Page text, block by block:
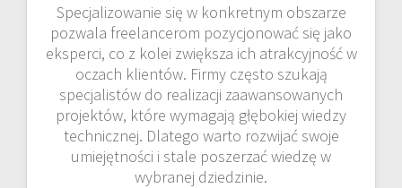
Specjalizowanie się w konkretnym obszarze
pozwala freelancerom pozycjonować się jako
eksperci, co z kolei zwiększa ich atrakcyjność w
oczach klientów. Firmy często szukają
specjalistów do realizacji zaawansowanych
projektów, które wymagają głębokiej wiedzy
technicznej. Dlatego warto rozwijać swoje
umiejętności i stale poszerzać wiedzę w
wybranej dziedzinie.